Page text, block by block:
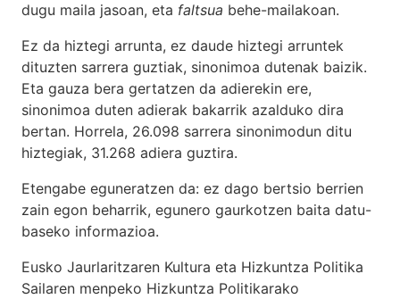
dugu maila jasoan, eta faltsua behe-mailakoan.
Ez da hiztegi arrunta, ez daude hiztegi arruntek
dituzten sarrera guztiak, sinonimoa dutenak baizik.
Eta gauza bera gertatzen da adierekin ere,
sinonimoa duten adierak bakarrik azalduko dira
bertan. Horrela, 26.098 sarrera sinonimodun ditu
hiztegiak, 31.268 adiera guztira.
Etengabe eguneratzen da: ez dago bertsio berrien
zain egon beharrik, egunero gaurkotzen baita datu-
baseko informazioa.
Eusko Jaurlaritzaren Kultura eta Hizkuntza Politika
Sailaren menpeko Hizkuntza Politikarako